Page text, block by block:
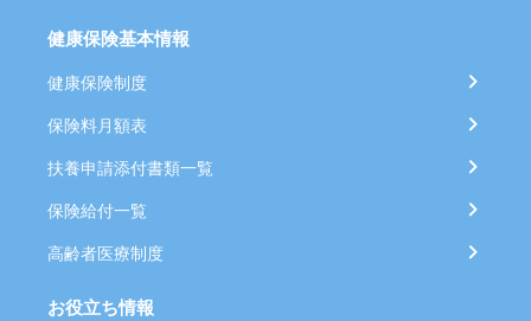
健康保険基本情報
健康保険制度
保険料月額表
扶養申請添付書類一覧
保険給付一覧
高齢者医療制度
お役立ち情報